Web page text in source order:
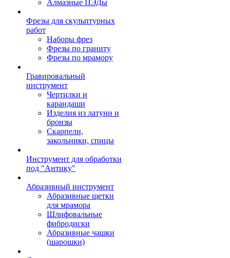
Алмазные ПЭДы
Фрезы для скульптурных
работ
Наборы фрез
Фрезы по граниту
Фрезы по мрамору
Гравировальный
инструмент
Чертилки и
карандаши
Изделия из латуни и
бронзы
Скарпели,
закольники, спицы
Инструмент для обработки
под "Антику"
Абразивный инструмент
Абразивные щетки
для мрамора
Шлифовальные
фибродиски
Абразивные чашки
(шарошки)